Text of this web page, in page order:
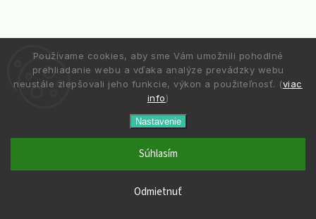
Používame cookies, aby sme Vám umožnili pohodlné
prehliadanie webu a vďaka analýze prevádzky webu
neustále zlepšovali jeho funkcie, výkon a použiteľnosť. (viac
info)
Nastavenie
Odmietnuť
Súhlasím